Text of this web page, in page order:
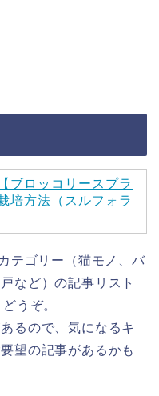
【ブロッコリースプラ
培方法（スルフォラ
テゴリー（猫モノ、バ
など）の記事リスト
うぞ。
るので、気になるキ
望の記事があるかも